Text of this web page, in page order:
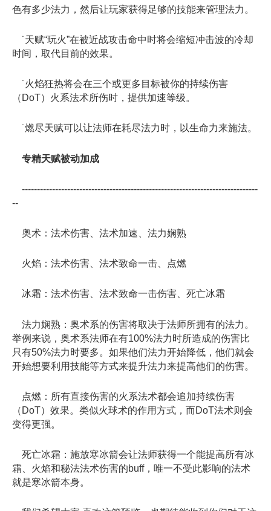
色有多少法力，然后让玩家获得足够的技能来管理法力。
˙天赋“玩火”在被近战攻击命中时将会缩短冲击波的冷却
时间，取代目前的效果。
˙火焰狂热将会在三个或更多目标被你的持续伤害
（DoT）火系法术所伤时，提供加速等级。
˙燃尽天赋可以让法师在耗尽法力时，以生命力来施法。
专精天赋被动加成
------------------------------------------------------------------------------
--
奥术：法术伤害、法术加速、法力娴熟
火焰：法术伤害、法术致命一击、点燃
冰霜：法术伤害、法术致命一击伤害、死亡冰霜
法力娴熟：奥术系的伤害将取决于法师所拥有的法力。
举例来说，奥术系法师在有100%法力时所造成的伤害比
只有50%法力时要多。如果他们法力开始降低，他们就会
开始想要利用技能等方式来提升法力来提高他们的伤害。
点燃：所有直接伤害的火系法术都会追加持续伤害
（DoT）效果。类似火球术的作用方式，而DoT法术则会
变得更强。
死亡冰霜：施放寒冰箭会让法师获得一个能提高所有冰
霜、火焰和秘法法术伤害的buff，唯一不受此影响的法术
就是寒冰箭本身。